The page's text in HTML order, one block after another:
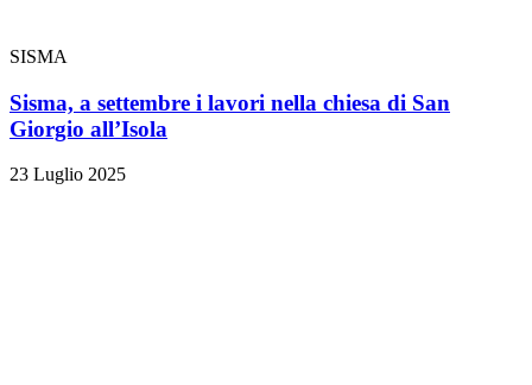
SISMA
Sisma, a settembre i lavori nella chiesa di San
Giorgio all’Isola
23 Luglio 2025